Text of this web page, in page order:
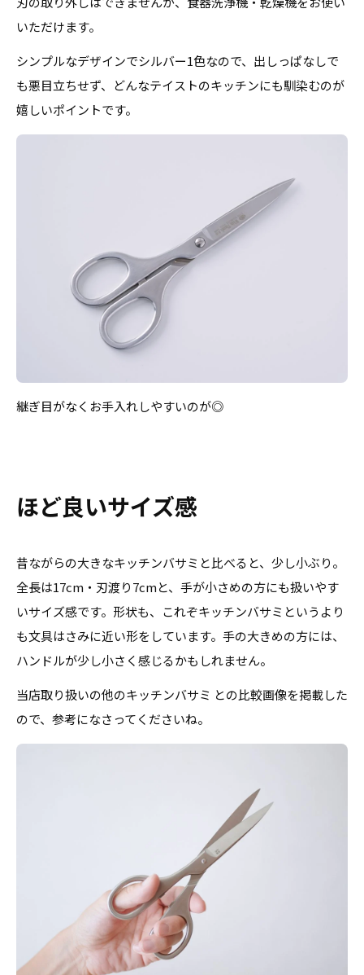
いただけます。
シンプルなデザインでシルバー1色なので、出しっぱなしで
も悪目立ちせず、どんなテイストのキッチンにも馴染むのが
嬉しいポイントです。
継ぎ目がなくお手入れしやすいのが◎
ほど良いサイズ感
昔ながらの大きなキッチンバサミと比べると、少し小ぶり。
全長は17cm・刃渡り7cmと、手が小さめの方にも扱いやす
いサイズ感です。形状も、これぞキッチンバサミというより
も文具はさみに近い形をしています。手の大きめの方には、
ハンドルが少し小さく感じるかもしれません。
当店取り扱いの他のキッチンバサミ との比較画像を掲載した
ので、参考になさってくださいね。